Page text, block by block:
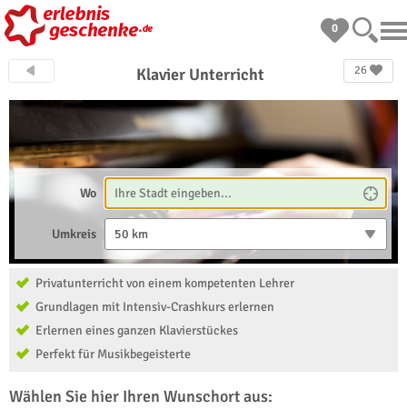
0
26
Klavier Unterricht
Wo
Umkreis 50 km
Privatunterricht von einem kompetenten Lehrer
Grundlagen mit Intensiv-Crashkurs erlernen
Erlernen eines ganzen Klavierstückes
Perfekt für Musikbegeisterte
Wählen Sie hier Ihren Wunschort aus: